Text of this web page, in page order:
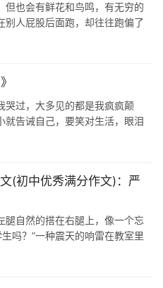
但也会有鲜花和鸟鸣，有无穷的
别人屁股后面跑，却往往跑偏了
哭过，大多见的都是我疯疯颠
就告诫自己，要笑对生活，眼泪
(初中优秀满分作文)：严
腿自然的搭在右腿上，像一个忘
吗？”一种震天的响雷在教室里